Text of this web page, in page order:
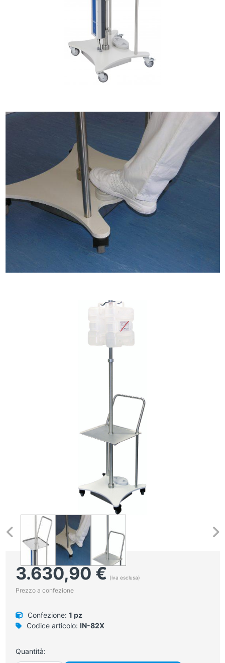
3.630,90€ (iva esclusa)
Prezzo a confezione
Confezione: 1 pz
Codice articolo: IN-82X
Quantità: